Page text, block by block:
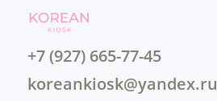
+7 (927) 665-77-45
koreankiosk@yandex.ru